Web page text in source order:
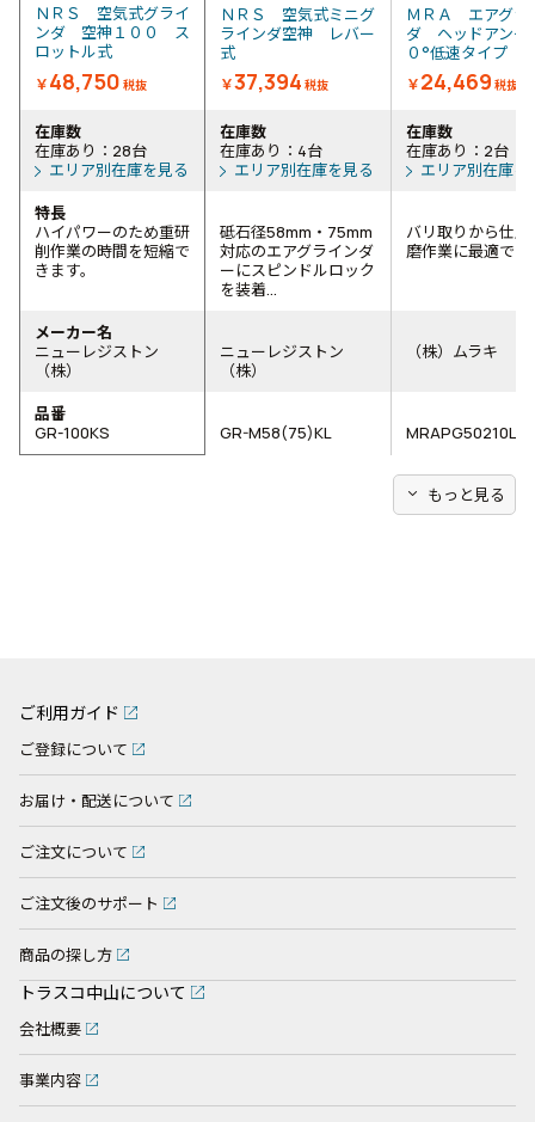
ＮＲＳ 空気式グライ
ンダ 空神１００ ス
ロットル式
￥48,750 税抜
ＮＲＳ 空気式ミニグ
ラインダ空神 レバー
式
￥37,394 税抜
ＭＲＡ エアグラ
ダ ヘッドアング
０°低速タイプ
￥24,469 税抜
在庫数
在庫あり：28台
エリア別在庫を見る
在庫数
在庫あり：4台
エリア別在庫を見る
在庫数
在庫あり：2台
エリア別在庫を
特長
ハイパワーのため重研
削作業の時間を短縮で
きます。
砥石径58mm・75mm
対応のエアグラインダ
ーにスピンドルロック
を装着...
バリ取りから仕上
磨作業に最適です
メーカー名
ニューレジストン
（株）
ニューレジストン
（株）
（株）ムラキ
品番
GR-100KS
GR-M58(75)KL MRAPG50210LS
expand_more もっと見る
ご利用ガイド
ご登録について
お届け・配送について
ご注文について
ご注文後のサポート
商品の探し方
トラスコ中山について
会社概要
事業内容